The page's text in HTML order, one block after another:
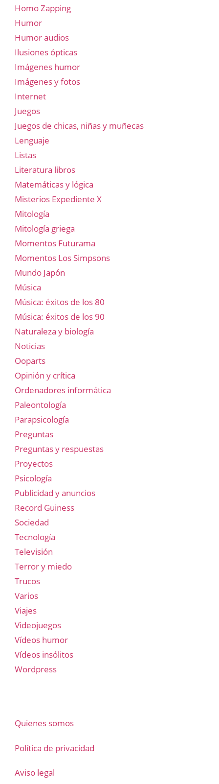
Homo Zapping
Humor
Humor audios
Ilusiones ópticas
Imágenes humor
Imágenes y fotos
Internet
Juegos
Juegos de chicas, niñas y muñecas
Lenguaje
Listas
Literatura libros
Matemáticas y lógica
Misterios Expediente X
Mitología
Mitología griega
Momentos Futurama
Momentos Los Simpsons
Mundo Japón
Música
Música: éxitos de los 80
Música: éxitos de los 90
Naturaleza y biología
Noticias
Ooparts
Opinión y crítica
Ordenadores informática
Paleontología
Parapsicología
Preguntas
Preguntas y respuestas
Proyectos
Psicología
Publicidad y anuncios
Record Guiness
Sociedad
Tecnología
Televisión
Terror y miedo
Trucos
Varios
Viajes
Videojuegos
Vídeos humor
Vídeos insólitos
Wordpress
Quienes somos
Política de privacidad
Aviso legal